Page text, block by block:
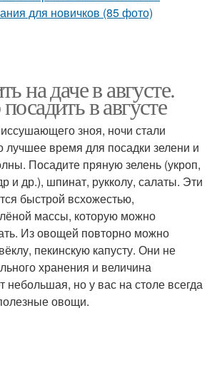
на даче в августе.
в августе
зноя, ночи стали
время для посадки зелени и
Посадите пряную зелень (укроп,
и др.), шпинат, рукколу, салаты. Эти
быстрой всхожестью,
массы, которую можно
Из овощей повторно можно
пекинскую капусту. Они не
хранения и величина
небольшая, но у вас на столе всегда
овощи.